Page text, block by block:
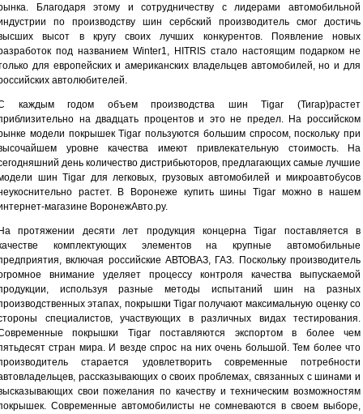
Благодаря этому и сотрудничеству с лидерами автомобильной
по производству шин сербский производитель смог достичь
высот в кругу своих лучших конкурентов. Появление новых
под названием Winter1, HITRIS стало настоящим подарком не
для европейских и американских владельцев автомобилей, но и для
автолюбителей.
каждым годом объем производства шин Tigar (Тигар)растет
на двадцать процентов и это не предел. На российском
модели покрышек Tigar пользуются большим спросом, поскольку при
уровне качества имеют привлекательную стоимость. На
день количество дистрибьюторов, предлагающих самые лучшие
шин Tigar для легковых, грузовых автомобилей и микроавтобусов
растет. В Воронеже купить шины Tigar можно в нашем
магазине ВоронежАвто.ру.
протяжении десяти лет продукция концерна Tigar поставляется в
комплектующих элементов на крупные автомобильные
включая российские АВТОВАЗ, ГАЗ. Поскольку производитель
внимание уделяет процессу контроля качества выпускаемой
используя разные методы испытаний шин на разных
этапах, покрышки Tigar получают максимальную оценку со
специалистов, участвующих в различных видах тестирования.
покрышки Tigar поставляются экспортом в более чем
стран мира. И везде спрос на них очень большой. Тем более что
старается удовлетворить современные потребности
рассказывающих о своих проблемах, связанных с шинами и
свои пожелания по качеству и техническим возможностям
Современные автомобилисты не сомневаются в своем выборе,